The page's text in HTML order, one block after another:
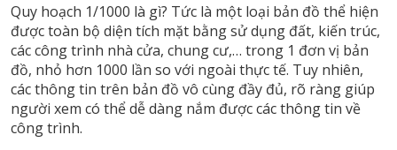
Quy hoạch 1/1000 là gì? Tức là một loại bản đồ thể hiện
được toàn bộ diện tích mặt bằng sử dụng đất, kiến trúc,
các công trình nhà cửa, chung cư,… trong 1 đơn vị bản
đồ, nhỏ hơn 1000 lần so với ngoài thực tế. Tuy nhiên,
các thông tin trên bản đồ vô cùng đầy đủ, rõ ràng giúp
người xem có thể dễ dàng nắm được các thông tin về
công trình.